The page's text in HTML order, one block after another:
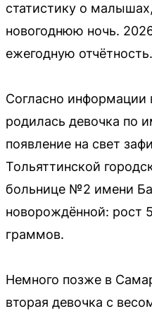
статистику о
новогоднюю ночь.
ежегодную отчётность.
Согласно информации
родилась девочка по
появление на свет
Тольяттинской
больнице №2 имени
новорождённой: рост
граммов.
Немного позже в
вторая девочка с